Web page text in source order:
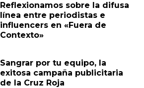
Reflexionamos sobre la difusa
línea entre periodistas e
influencers en «Fuera de
Contexto»
Sangrar por tu equipo, la
exitosa campaña publicitaria
de la Cruz Roja